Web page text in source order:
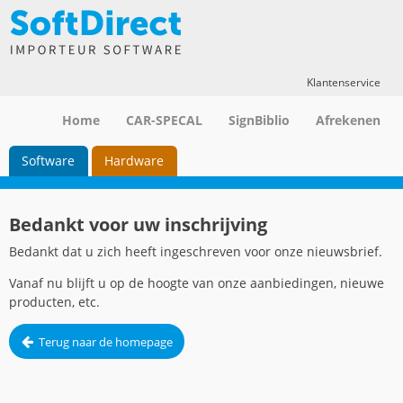
Klantenservice
Software Hardware
Home CAR-SPECAL SignBiblio Afrekenen
Bedankt voor uw inschrijving
Bedankt dat u zich heeft ingeschreven voor onze nieuwsbrief.
Vanaf nu blijft u op de hoogte van onze aanbiedingen, nieuwe
producten, etc.
Terug naar de homepage